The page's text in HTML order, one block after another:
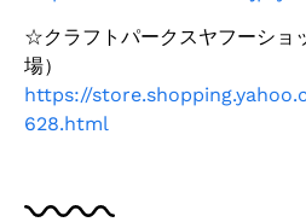
☆クラフトパークスヤフーショ
場）
https://
628.html